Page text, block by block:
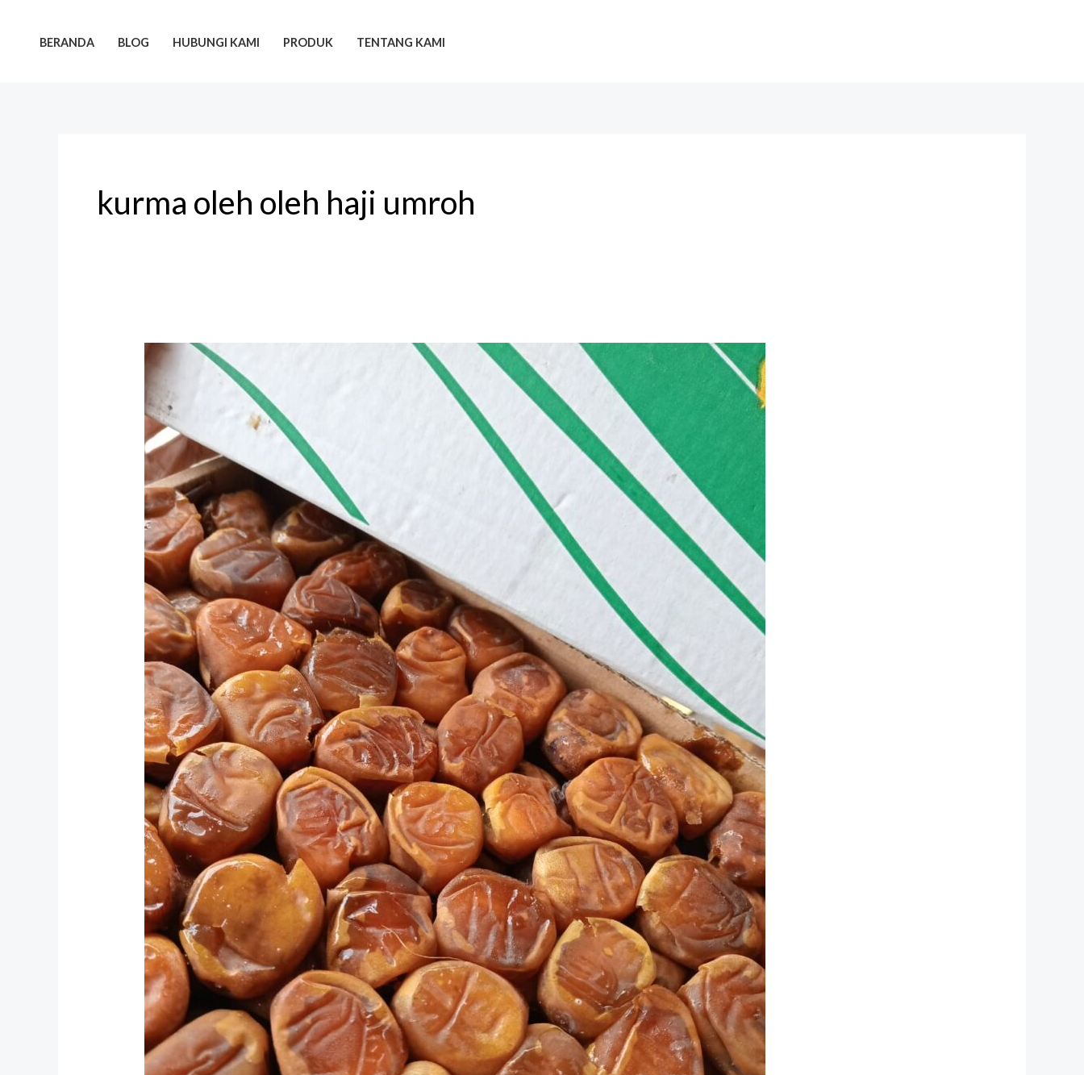
BERANDA BLOG HUBUNGI KAMI PRODUK TENTANG KAMI
kurma oleh oleh haji umroh
Tempat
Kurma
Sukari
di
Jogja:
Murah,
Fresh,
dan
Lengkap